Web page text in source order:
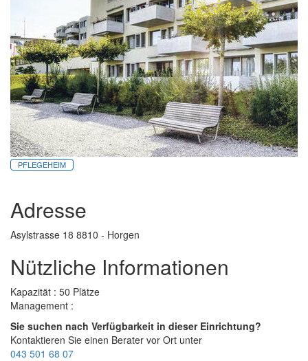
PFLEGEHEIM
Adresse
Asylstrasse 18 8810 - Horgen
Nützliche Informationen
Kapazität : 50 Plätze
Management :
Sie suchen nach Verfügbarkeit in dieser Einrichtung?
Kontaktieren Sie einen Berater vor Ort unter
043 501 68 07